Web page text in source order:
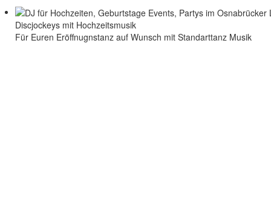
Discjockeys mit Hochzeitsmusik
Für Euren Eröffnugnstanz auf Wunsch mit Standarttanz Musik